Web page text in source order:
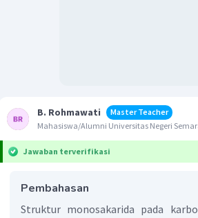
B. Rohmawati
Master Teacher
Mahasiswa/Alumni Universitas Negeri
Jawaban terverifikasi
Pembahasan
Struktur monosakarida pada